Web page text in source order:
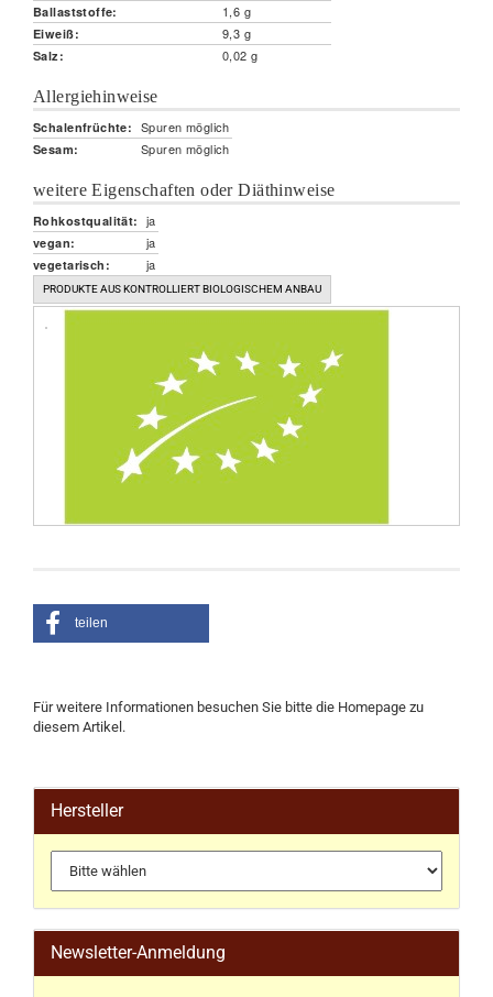
Ballaststoffe: 1,6 g
Eiweiß: 9,3 g
Salz: 0,02 g
Allergiehinweise
Schalenfrüchte: Spuren möglich
Sesam: Spuren möglich
weitere Eigenschaften oder Diäthinweise
Rohkostqualität: ja
vegan: ja
vegetarisch: ja
PRODUKTE AUS KONTROLLIERT BIOLOGISCHEM ANBAU
teilen
Für weitere Informationen besuchen Sie bitte die Homepage zu
diesem Artikel.
Hersteller
Newsletter-Anmeldung